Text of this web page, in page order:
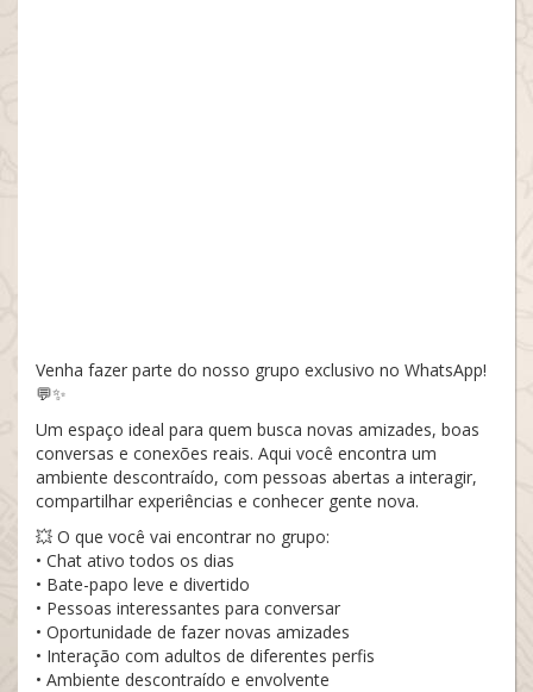
Venha fazer parte do nosso grupo exclusivo no WhatsApp!
💬✨
Um espaço ideal para quem busca novas amizades, boas
conversas e conexões reais. Aqui você encontra um
ambiente descontraído, com pessoas abertas a interagir,
compartilhar experiências e conhecer gente nova.
💥 O que você vai encontrar no grupo:
• Chat ativo todos os dias
• Bate-papo leve e divertido
• Pessoas interessantes para conversar
• Oportunidade de fazer novas amizades
• Interação com adultos de diferentes perfis
• Ambiente descontraído e envolvente